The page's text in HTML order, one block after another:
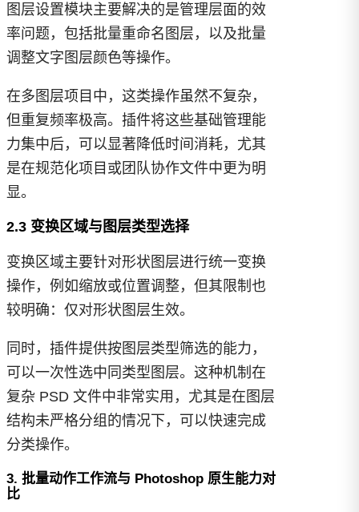
图层设置模块主要解决的是管理层面的效
率问题，包括批量重命名图层，以及批量
调整文字图层颜色等操作。
在多图层项目中，这类操作虽然不复杂，
但重复频率极高。插件将这些基础管理能
力集中后，可以显著降低时间消耗，尤其
是在规范化项目或团队协作文件中更为明
显。
2.3 变换区域与图层类型选择
变换区域主要针对形状图层进行统一变换
操作，例如缩放或位置调整，但其限制也
较明确：仅对形状图层生效。
同时，插件提供按图层类型筛选的能力，
可以一次性选中同类型图层。这种机制在
复杂 PSD 文件中非常实用，尤其是在图层
结构未严格分组的情况下，可以快速完成
分类操作。
3. 批量动作工作流与 Photoshop 原生能力对
比